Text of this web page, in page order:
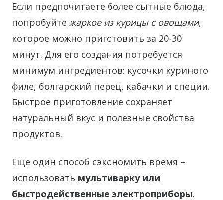
Если предпочитаете более сытные блюда,
попробуйте жаркое из курицы с овощами,
которое можно приготовить за 20-30
минут. Для его создания потребуется
минимум ингредиентов: кусочки куриного
филе, болгарский перец, кабачки и специи.
Быстрое приготовление сохраняет
натуральный вкус и полезные свойства
продуктов.
Еще один способ сэкономить время –
использовать мультиварку или
быстродейственные электроприборы.